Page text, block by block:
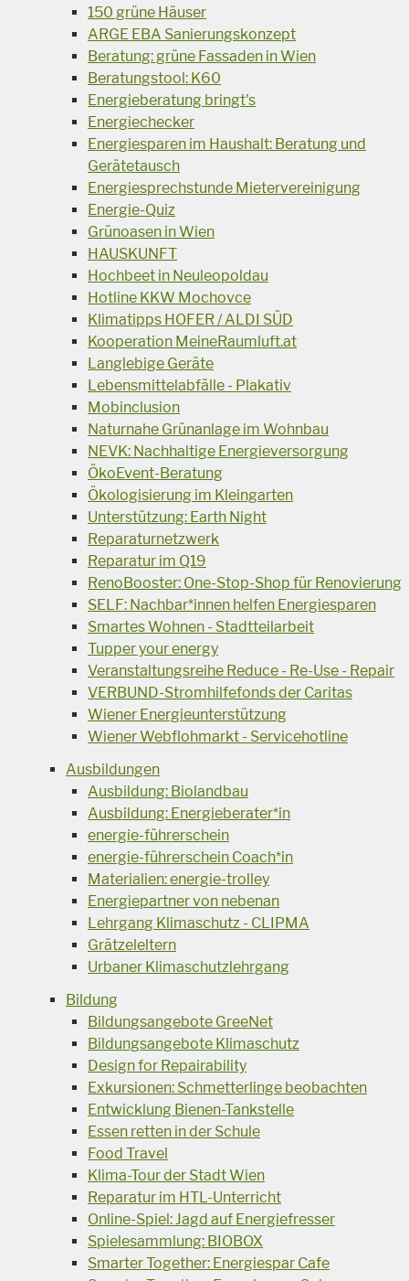
150 grüne Häuser
ARGE EBA Sanierungskonzept
Beratung: grüne Fassaden in Wien
Beratungstool: K60
Energieberatung bringt's
Energiechecker
Energiesparen im Haushalt: Beratung und
Gerätetausch
Energiesprechstunde Mietervereinigung
Energie-Quiz
Grünoasen in Wien
HAUSKUNFT
Hochbeet in Neuleopoldau
Hotline KKW Mochovce
Klimatipps HOFER / ALDI SÜD
Kooperation MeineRaumluft.at
Langlebige Geräte
Lebensmittelabfälle - Plakativ
Mobinclusion
Naturnahe Grünanlage im Wohnbau
NEVK: Nachhaltige Energieversorgung
ÖkoEvent-Beratung
Ökologisierung im Kleingarten
Unterstützung: Earth Night
Reparaturnetzwerk
Reparatur im Q19
RenoBooster: One-Stop-Shop für Renovierung
SELF: Nachbar*innen helfen Energiesparen
Smartes Wohnen - Stadtteilarbeit
Tupper your energy
Veranstaltungsreihe Reduce - Re-Use - Repair
VERBUND-Stromhilfefonds der Caritas
Wiener Energieunterstützung
Wiener Webflohmarkt - Servicehotline
Ausbildungen
Ausbildung: Biolandbau
Ausbildung: Energieberater*in
energie-führerschein
energie-führerschein Coach*in
Materialien: energie-trolley
Energiepartner von nebenan
Lehrgang Klimaschutz - CLIPMA
Grätzeleltern
Urbaner Klimaschutzlehrgang
Bildung
Bildungsangebote GreeNet
Bildungsangebote Klimaschutz
Design for Repairability
Exkursionen: Schmetterlinge beobachten
Entwicklung Bienen-Tankstelle
Essen retten in der Schule
Food Travel
Klima-Tour der Stadt Wien
Reparatur im HTL-Unterricht
Online-Spiel: Jagd auf Energiefresser
Spielesammlung: BIOBOX
Smarter Together: Energiespar Cafe